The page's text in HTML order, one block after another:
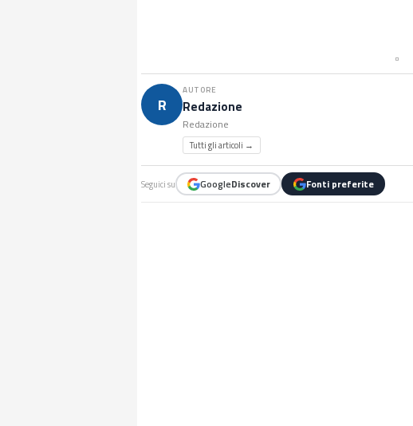
R
AUTORE
Redazione
Redazione
Tutti gli articoli →
Seguici su GoogleDiscover Fonti preferite